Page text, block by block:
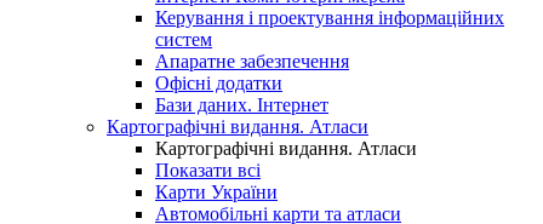
Керування і проектування інформаційних
систем
Апаратне забезпечення
Офісні додатки
Бази даних. Інтернет
Картографічні видання. Атласи
Картографічні видання. Атласи
Показати всі
Карти України
Автомобільні карти та атласи